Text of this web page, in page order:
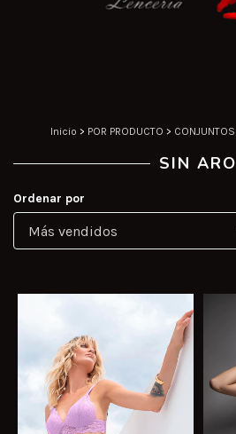
Inicio > POR PRODUCTO > CONJUNTOS
SIN ARO
Ordenar por